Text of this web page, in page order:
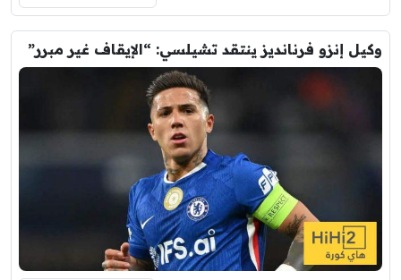
وكيل إنزو فرنانديز ينتقد تشيلسي: “الإيقاف غير مبرر”